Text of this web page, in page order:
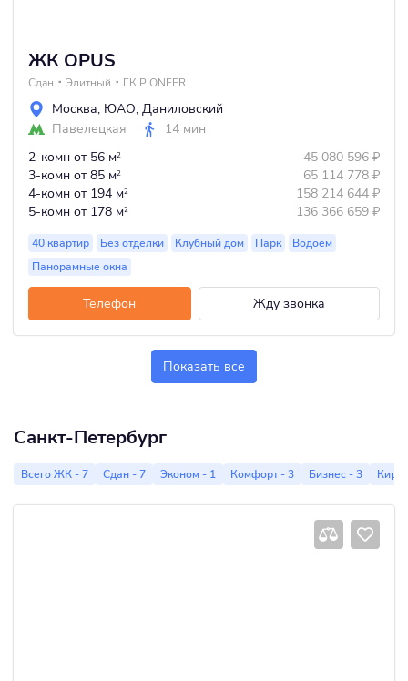
ЖК OPUS
Сдан Элитный ГК PIONEER
Москва, ЮАО, Даниловский
Павелецкая
14 мин
2-комн от 56 м2 45 080 596 ₽
3-комн от 85 м2 65 114 778 ₽
4-комн от 194 м2 158 214 644 ₽
5-комн от 178 м2 136 366 659 ₽
40 квартир Без отделки Клубный дом Парк
Водоем
Панорамные окна
Телефон Жду звонка
Показать все
Санкт-Петербург
Всего ЖК - 7 Сдан - 7 Эконом - 1 Комфорт - 3 Бизнес - 3